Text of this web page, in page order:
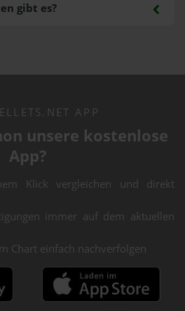
gibt es?
APP
unsere kostenlose
App?
Klick vergleichen und direkt
immer auf dem aktuellen
Chart einfach nachverfolgen